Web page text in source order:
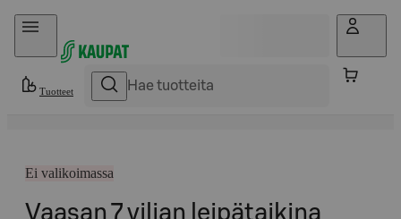
Hyppää sisältöön
Tuotteet
Ei valikoimassa
Vaasan 7 viljan leipätaikina